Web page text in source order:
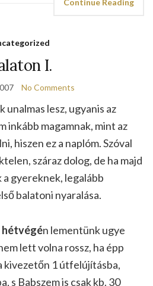
Continue Reading
I.
No Comments
unalmas lesz, ugyanis az
inkább magamnak, mint az
hiszen ez a naplóm. Szóval
száraz dolog, de ha majd
a gyereknek, legalább
balatoni nyaralása.
hétvégén lementünk ugye
lett volna rossz, ha épp
kivezetőn 1 útfelújításba,
s Babszem is csak kb. 30